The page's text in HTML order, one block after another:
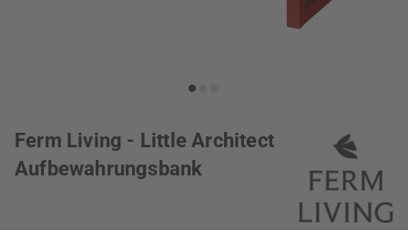
Ferm Living - Little Architect
Aufbewahrungsbank